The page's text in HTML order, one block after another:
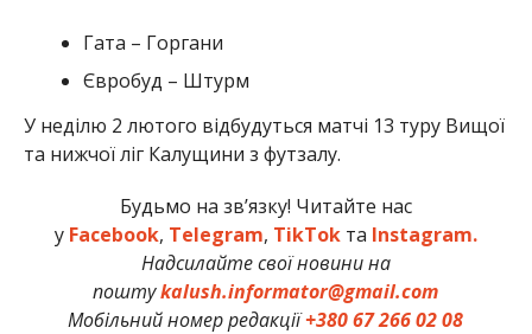
Гата – Горгани
Євробуд – Штурм
У неділю 2 лютого відбудуться матчі 13 туру Вищої
та нижчої ліг Калущини з футзалу.
Будьмо на зв’язку! Читайте нас
у Facebook, Telegram, TikTokта Instagram.
Надсилайте свої новини на
поштуkalush.informator@gmail.com
Мобільний номер редакції+380 67 266 02 08